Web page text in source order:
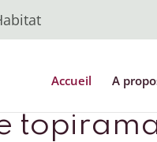
Accueil A